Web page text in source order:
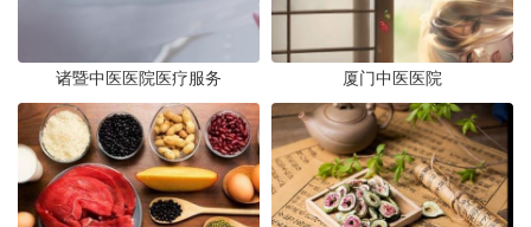
诸暨中医医院医疗服务 厦门中医医院